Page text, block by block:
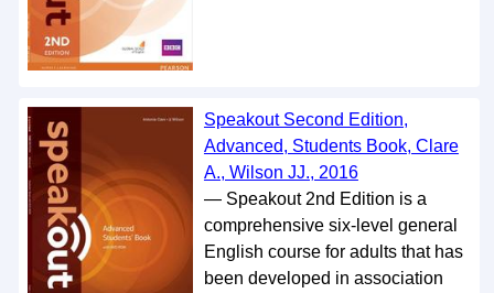
Speakout Second Edition,
Advanced, Students Book, Clare
A., Wilson JJ., 2016
— Speakout 2nd Edition is a
comprehensive six-level general
English course for adults that has
been developed in association